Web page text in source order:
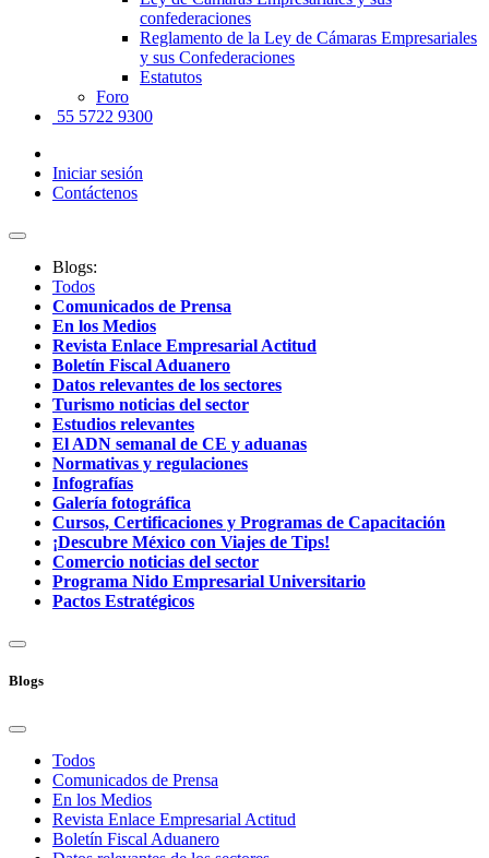
confederaciones
Reglamento de la Ley de Cámaras Empresariales
y sus Confederaciones
Estatutos
Foro
55 5722 9300
Iniciar sesión
Contáctenos
Blogs:
Todos
Comunicados de Prensa
En los Medios
Revista Enlace Empresarial Actitud
Boletín Fiscal Aduanero
Datos relevantes de los sectores
Turismo noticias del sector
Estudios relevantes
El ADN semanal de CE y aduanas
Normativas y regulaciones
Infografías
Galería fotográfica
Cursos, Certificaciones y Programas de Capacitación
¡Descubre México con Viajes de Tips!
Comercio noticias del sector
Programa Nido Empresarial Universitario
Pactos Estratégicos
Blogs
Todos
Comunicados de Prensa
En los Medios
Revista Enlace Empresarial Actitud
Boletín Fiscal Aduanero